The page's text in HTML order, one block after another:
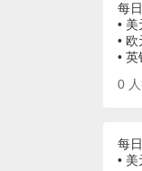
每
•
•
•
0
每
•